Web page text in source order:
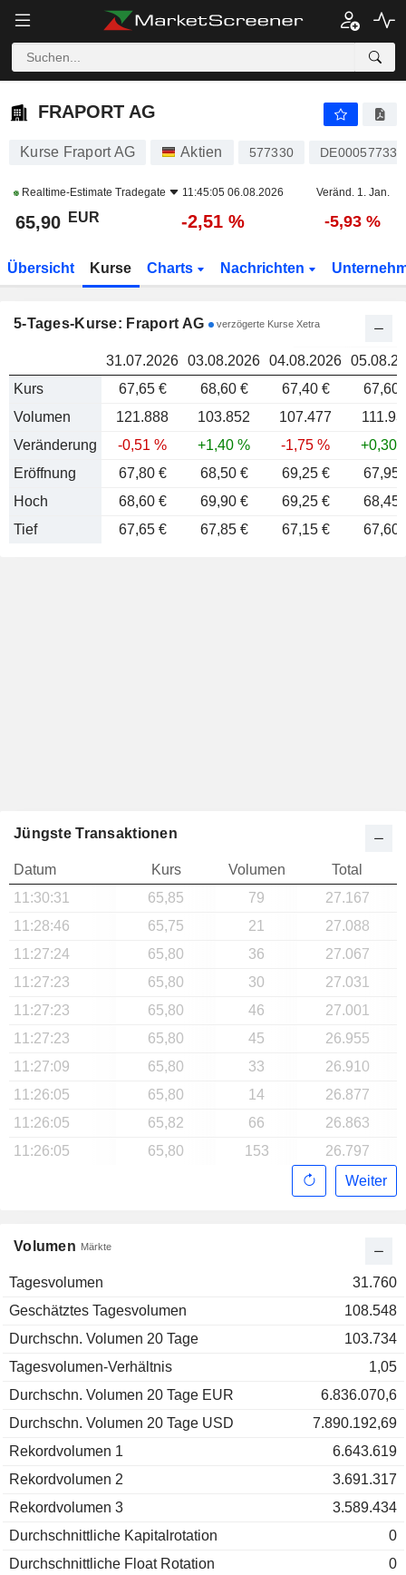
FRAPORT AG 65,90
FRAPORT AG
Kurse Fraport AG Aktien 577330
Realtime-Estimate Tradegate 11:45:05 06.08.2026 Veränd. 1. Jan.
65,90 EUR -2,51 % -5,93 %
Übersicht Kurse Charts Nachrichten
5-Tages-Kurse: Fraport AG verzögerte Kurse Xetra
31.07.2026 03.08.2026 04.08.2026
Kurs
67,65 € 68,60 € 67,40 €
67,60
Volumen
121.888 103.852 107.477
Veränderung
-0,51 % +1,40 % -1,75 %
+0,30
Eröffnung
67,80 € 68,50 € 69,25 €
67,95
Hoch
68,60 € 69,90 € 69,25 €
68,45
Tief
67,65 € 67,85 € 67,15 € 67,60
Volumen Märkte
Tagesvolumen
31.760
Geschätztes Tagesvolumen
108.548
Durchschn. Volumen 20 Tage
103.734
Tagesvolumen-Verhältnis
1,05
Durchschn. Volumen 20 Tage EUR
6.836.070,6
Durchschn. Volumen 20 Tage USD
7.890.192,69
Rekordvolumen 1
6.643.619
Rekordvolumen 2
3.691.317
Rekordvolumen 3
3.589.434
Durchschnittliche Kapitalrotation
0
Durchschnittliche Float Rotation
0
Jüngste Transaktionen
Datum Kurs Volumen
Total
11:30:31
65,85 79
27.167
11:28:46
65,75 21
27.088
11:27:24
65,80 36
27.067
11:27:23
65,80 30
27.031
11:27:23
65,80 46
27.001
11:27:23
65,80 45
26.955
11:27:09
65,80 33
26.910
11:26:05
65,80 14
26.877
11:26:05
65,82 66
26.863
11:26:05
65,80 153
26.797
Weiter